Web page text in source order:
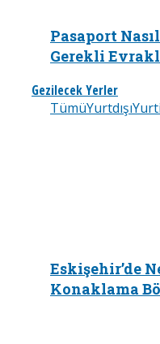
Pasaport
Gerekli
Gezilecek Yerler
TümüYurtdışı
Eskişehir’de
Konaklama